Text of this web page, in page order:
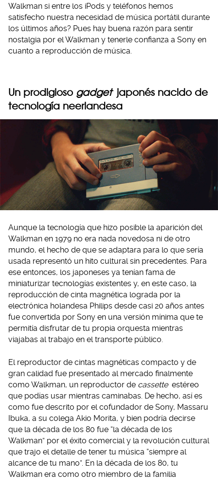
Walkman si entre los iPods y teléfonos hemos
satisfecho nuestra necesidad de música portátil durante
los últimos años? Pues hay buena razón para sentir
nostalgia por el Walkman y tenerle confianza a Sony en
cuanto a reproducción de música.
Un prodigioso gadget japonés nacido de
tecnología neerlandesa
Aunque la tecnología que hizo posible la aparición del
Walkman en 1979 no era nada novedosa ni de otro
mundo, el hecho de que se adaptara para lo que sería
usada representó un hito cultural sin precedentes. Para
ese entonces, los japoneses ya tenían fama de
miniaturizar tecnologías existentes y, en este caso, la
reproducción de cinta magnética lograda por la
electrónica holandesa Philips desde casi 20 años antes
fue convertida por Sony en una versión mínima que te
permitía disfrutar de tu propia orquesta mientras
viajabas al trabajo en el transporte público.
El reproductor de cintas magnéticas compacto y de
gran calidad fue presentado al mercado finalmente
como Walkman, un reproductor de cassette estéreo
que podías usar mientras caminabas. De hecho, así es
como fue descrito por el cofundador de Sony, Massaru
Ibuka, a su colega Akio Morita, y bien podría decirse
que la década de los 80 fue “la década de los
Walkman” por el éxito comercial y la revolución cultural
que trajo el detalle de tener tu música “siempre al
alcance de tu mano”. En la década de los 80, tu
Walkman era como otro miembro de la familia